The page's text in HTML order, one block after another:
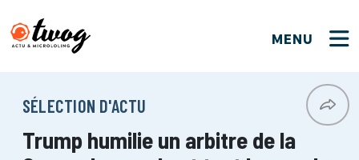
MENU
SÉLECTION D'ACTU
Trump humilie un arbitre de la
Bienvenue !
PSEUDO*
VOTRE PARTICIPATION
Que souhaitez-vous proposer ?